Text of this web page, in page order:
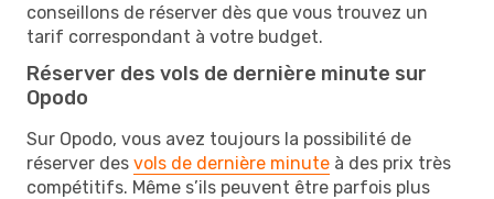
conseillons de réserver dès que vous trouvez un
tarif correspondant à votre budget.
Réserver des vols de dernière minute sur
Opodo
Sur Opodo, vous avez toujours la possibilité de
réserver des vols de dernière minute à des prix très
compétitifs. Même s’ils peuvent être parfois plus